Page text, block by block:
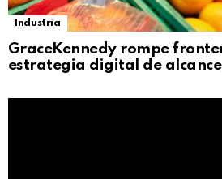
Industria
GraceKennedy rompe
estrategia digital de alcance